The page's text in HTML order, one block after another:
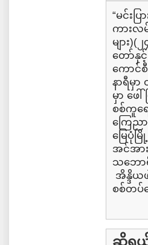
“မင်းပ
ကားလ
များ)(
တော်နှ
ကောင်
နာရီမှ
မှာ ဖေ
စစ်ကူရ
ကြေည
မြေပုံ
အင်အာ
သဘော
အိန္ဒိ
စစ်တပ်
ဆိုရှ